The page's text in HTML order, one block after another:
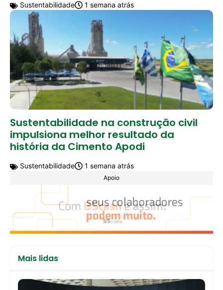
Sustentabilidade 1 semana atrás
Sustentabilidade na construção civil
impulsiona melhor resultado da
história da Cimento Apodi
Sustentabilidade 1 semana atrás
Apoio
Mais lidas